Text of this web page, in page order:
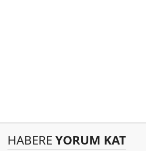
HABERE YORUM KAT